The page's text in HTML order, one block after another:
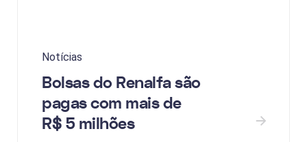
Notícias
Bolsas do Renalfa são
pagas com mais de
R$ 5 milhões